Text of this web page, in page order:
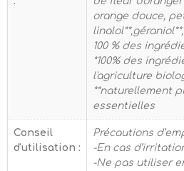
orange douce,
100 % des
*100% des
l'agriculture
**naturellement
essentielles
Conseil
d'utilisation :
Précautions
-En cas
-Ne pas utiliser